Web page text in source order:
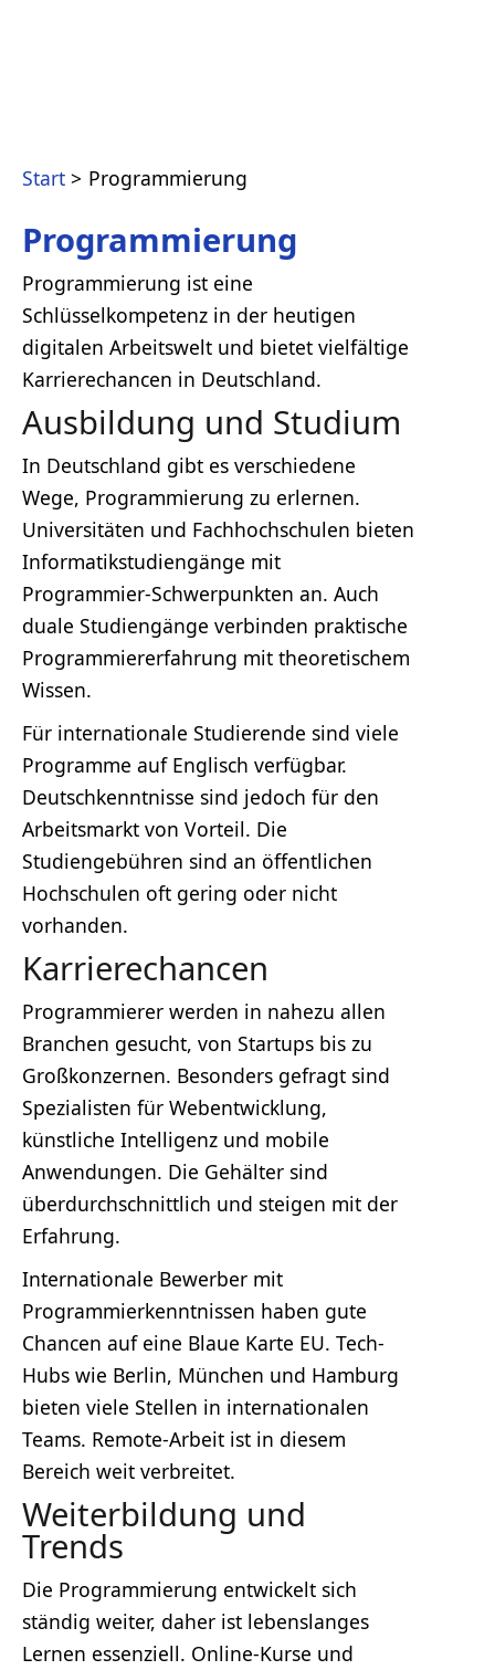
Start Programmierung
Programmierung
Programmierung ist eine
Schlüsselkompetenz in der heutigen
digitalen Arbeitswelt und bietet vielfältige
Karrierechancen in Deutschland.
Ausbildung und Studium
In Deutschland gibt es verschiedene
Wege, Programmierung zu erlernen.
Universitäten und Fachhochschulen bieten
Informatikstudiengänge mit
Programmier-Schwerpunkten an. Auch
duale Studiengänge verbinden praktische
Programmiererfahrung mit theoretischem
Wissen.
Für internationale Studierende sind viele
Programme auf Englisch verfügbar.
Deutschkenntnisse sind jedoch für den
Arbeitsmarkt von Vorteil. Die
Studiengebühren sind an öffentlichen
Hochschulen oft gering oder nicht
vorhanden.
Karrierechancen
Programmierer werden in nahezu allen
Branchen gesucht, von Startups bis zu
Großkonzernen. Besonders gefragt sind
Spezialisten für Webentwicklung,
künstliche Intelligenz und mobile
Anwendungen. Die Gehälter sind
überdurchschnittlich und steigen mit der
Erfahrung.
Internationale Bewerber mit
Programmierkenntnissen haben gute
Chancen auf eine Blaue Karte EU. Tech-
Hubs wie Berlin, München und Hamburg
bieten viele Stellen in internationalen
Teams. Remote-Arbeit ist in diesem
Bereich weit verbreitet.
Weiterbildung und
Trends
Die Programmierung entwickelt sich
ständig weiter, daher ist lebenslanges
Lernen essenziell. Online-Kurse und